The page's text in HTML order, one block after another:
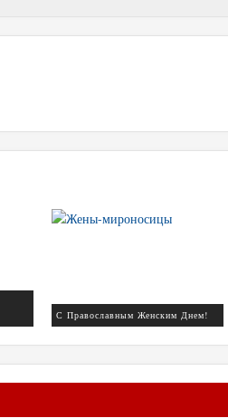
С Православным Женским Днем!